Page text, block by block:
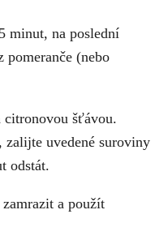
minut, na poslední
(nebo
citronovou šťávou.
uvedené suroviny
odstát.
a použít